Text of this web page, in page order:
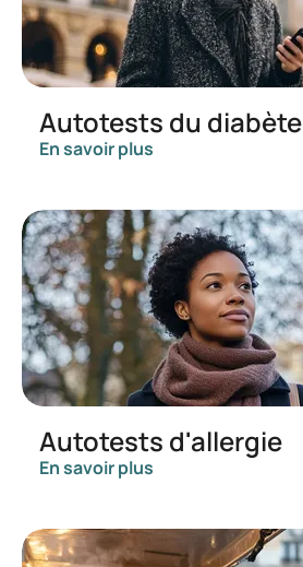
Autotests du diabète
En savoir plus
Autotests d'allergie
En savoir plus